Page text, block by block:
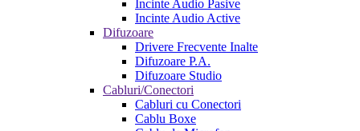
Incinte Audio Pasive
Incinte Audio Active
Difuzoare
Drivere Frecvente Inalte
Difuzoare P.A.
Difuzoare Studio
Cabluri/Conectori
Cabluri cu Conectori
Cablu Boxe